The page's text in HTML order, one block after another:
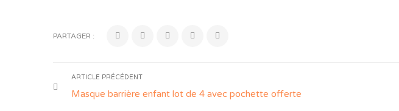
PARTAGER :
ARTICLE PRÉCÉDENT
Masque barrière enfant lot de 4 avec pochette offerte